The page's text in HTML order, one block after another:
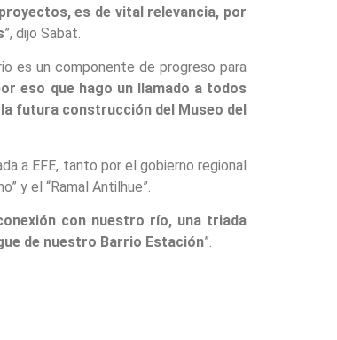
es de vital relevancia, por
”, dijo Sabat.
es un componente de progreso para
eso que hago un llamado a todos
futura construcción del Museo del
a EFE, tanto por el gobierno regional
y el “Ramal Antilhue”.
con nuestro río, una triada
de nuestro Barrio Estación”.